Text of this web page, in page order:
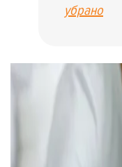
убрано